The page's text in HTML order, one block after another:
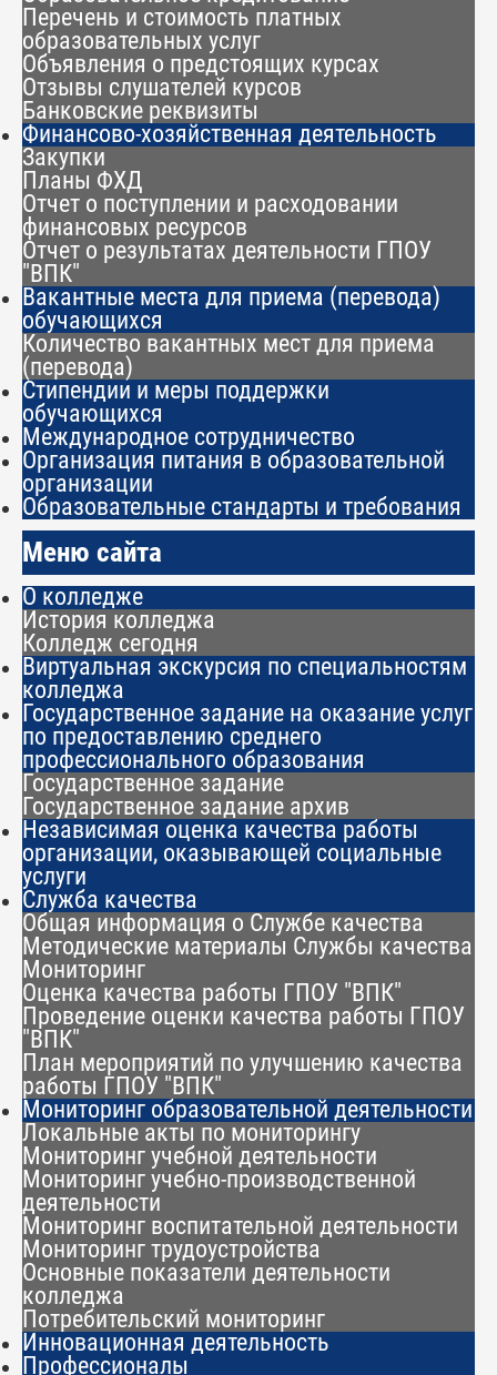
Перечень и стоимость платных
образовательных услуг
Объявления о предстоящих курсах
Отзывы слушателей курсов
Банковские реквизиты
Финансово-хозяйственная деятельность
Закупки
Планы ФХД
Отчет о поступлении и расходовании
финансовых ресурсов
Отчет о результатах деятельности ГПОУ
"ВПК"
Вакантные места для приема (перевода)
обучающихся
Количество вакантных мест для приема
(перевода)
Стипендии и меры поддержки
обучающихся
Международное сотрудничество
Организация питания в образовательной
организации
Образовательные стандарты и требования
Меню сайта
О колледже
История колледжа
Колледж сегодня
Виртуальная экскурсия по специальностям
колледжа
Государственное задание на оказание услуг
по предоставлению среднего
профессионального образования
Государственное задание
Государственное задание архив
Независимая оценка качества работы
организации, оказывающей социальные
услуги
Служба качества
Общая информация о Службе качества
Методические материалы Службы качества
Мониторинг
Оценка качества работы ГПОУ "ВПК"
Проведение оценки качества работы ГПОУ
"ВПК"
План мероприятий по улучшению качества
работы ГПОУ "ВПК"
Мониторинг образовательной деятельности
Локальные акты по мониторингу
Мониторинг учебной деятельности
Мониторинг учебно-производственной
деятельности
Мониторинг воспитательной деятельности
Мониторинг трудоустройства
Основные показатели деятельности
колледжа
Потребительский мониторинг
Инновационная деятельность
Профессионалы